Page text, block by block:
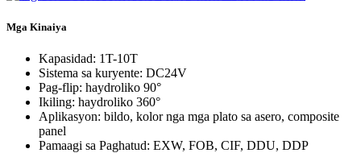
Mga Kinaiya
Kapasidad: 1T-10T
Sistema sa kuryente: DC24V
Pag-flip: haydroliko 90°
Ikiling: haydroliko 360°
Aplikasyon: bildo, kolor nga mga plato sa asero, composite
panel
Pamaagi sa Paghatud: EXW, FOB, CIF, DDU, DDP